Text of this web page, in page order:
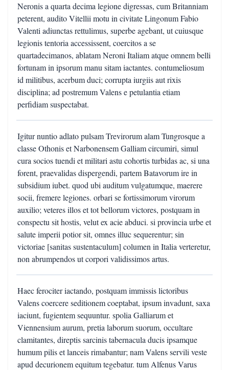
Neronis a quarta decima legione digressas, cum Britanniam
peterent, audito Vitellii motu in civitate Lingonum Fabio
Valenti adiunctas rettulimus, superbe agebant, ut cuiusque
legionis tentoria accessissent, coercitos a se
quartadecimanos, ablatam Neroni Italiam atque omnem belli
fortunam in ipsorum manu sitam iactantes. contumeliosum
id militibus, acerbum duci; corrupta iurgiis aut rixis
disciplina; ad postremum Valens e petulantia etiam
perfidiam suspectabat.
Igitur nuntio adlato pulsam Trevirorum alam Tungrosque a
classe Othonis et Narbonensem Galliam circumiri, simul
cura socios tuendi et militari astu cohortis turbidas ac, si una
forent, praevalidas dispergendi, partem Batavorum ire in
subsidium iubet. quod ubi auditum vulgatumque, maerere
socii, fremere legiones. orbari se fortissimorum virorum
auxilio; veteres illos et tot bellorum victores, postquam in
conspectu sit hostis, velut ex acie abduci. si provincia urbe et
salute imperii potior sit, omnes illuc sequerentur; sin
victoriae [sanitas sustentaculum] columen in Italia verteretur,
non abrumpendos ut corpori validissimos artus.
Haec ferociter iactando, postquam immissis lictoribus
Valens coercere seditionem coeptabat, ipsum invadunt, saxa
iaciunt, fugientem sequuntur. spolia Galliarum et
Viennensium aurum, pretia laborum suorum, occultare
clamitantes, direptis sarcinis tabernacula ducis ipsamque
humum pilis et lanceis rimabantur; nam Valens servili veste
apud decurionem equitum tegebatur. tum Alfenus Varus